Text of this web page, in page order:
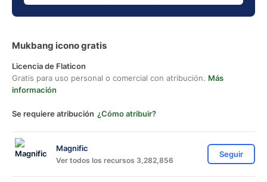
Mukbang icono gratis
Licencia de Flaticon
Gratis para uso personal o comercial con atribución. Más
información
Se requiere atribución ¿Cómo atribuir?
Magnific
Ver todos los recursos 3,282,856
Seguir